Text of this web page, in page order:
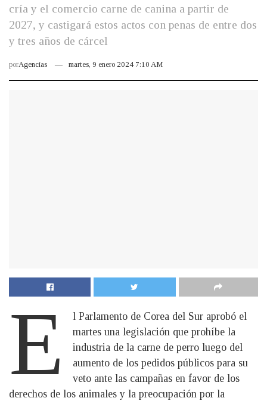
cría y el comercio carne de canina a partir de
2027, y castigará estos actos con penas de entre dos
y tres años de cárcel
porAgencias martes, 9 enero 2024 7:10 AM
E
l Parlamento de Corea del Sur aprobó el
martes una legislación que prohíbe la
industria de la carne de perro luego del
aumento de los pedidos públicos para su
veto ante las campañas en favor de los
derechos de los animales y la preocupación por la